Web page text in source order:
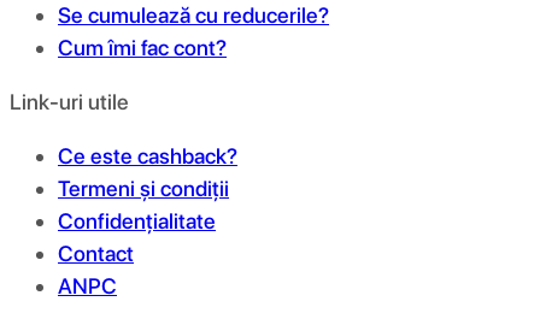
Se cumulează cu reducerile?
Cum îmi fac cont?
Link-uri utile
Ce este cashback?
Termeni și condiții
Confidențialitate
Contact
ANPC